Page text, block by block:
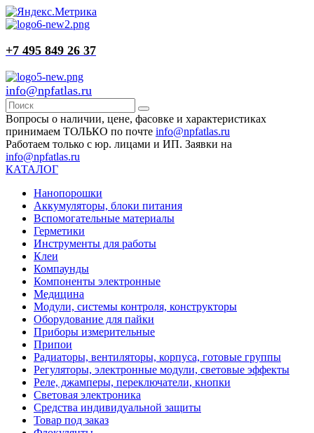
+7 495 849 26 37
info@npfatlas.ru
Вопросы о наличии, цене, фасовке и характеристиках
принимаем ТОЛЬКО по почте info@npfatlas.ru
Работаем только с юр. лицами и ИП. Заявки на
info@npfatlas.ru
КАТАЛОГ
Нанопорошки
Аккумуляторы, блоки питания
Вспомогательные материалы
Герметики
Инструменты для работы
Клеи
Компаунды
Компоненты электронные
Медицина
Модули, системы контроля, конструкторы
Оборудование для пайки
Приборы измерительные
Припои
Радиаторы, вентиляторы, корпуса, готовые группы
Регуляторы, электронные модули, световые эффекты
Реле, джамперы, переключатели, кнопки
Световая электроника
Средства индивидуальной защиты
Товар под заказ